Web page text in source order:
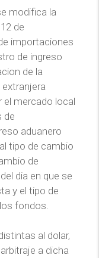
modifica la
de
importaciones
de ingreso
de la
el mercado local
de
aduanero
tipo de cambio
de
dia en que se
y el tipo de
fondos.
al dolar,
a dicha